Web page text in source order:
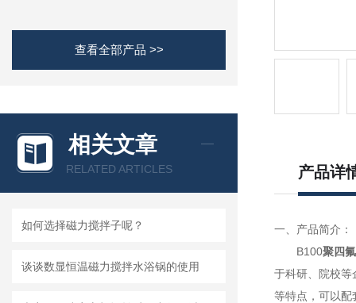
查看全部产品 >>
相关文章
RELATED ARTICLES
如何选择磁力搅拌子呢？
谈谈数显恒温磁力搅拌水浴锅的使用
产品详
一、产品简介：
B100聚四
于科研、院校等
等特点，可以配